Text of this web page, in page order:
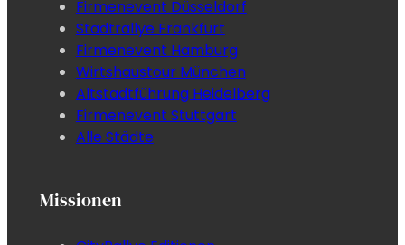
Firmenevent Düsseldorf
Stadtrallye Frankfurt
Firmenevent Hamburg
Wirtshaustour München
Altstadtführung Heidelberg
Firmenevent Stuttgart
Alle Städte
Missionen